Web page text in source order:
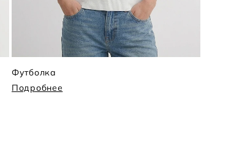
Футболка
Подробнее